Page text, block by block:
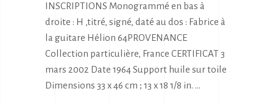
INSCRIPTIONS Monogrammé en bas à
droite : H ,titré, signé, daté au dos : Fabrice à
la guitare Hélion 64PROVENANCE
Collection particulière, France CERTIFICAT 3
mars 2002 Date 1964 Support huile sur toile
Dimensions 33 x 46 cm ; 13 x 18 1/8 in.